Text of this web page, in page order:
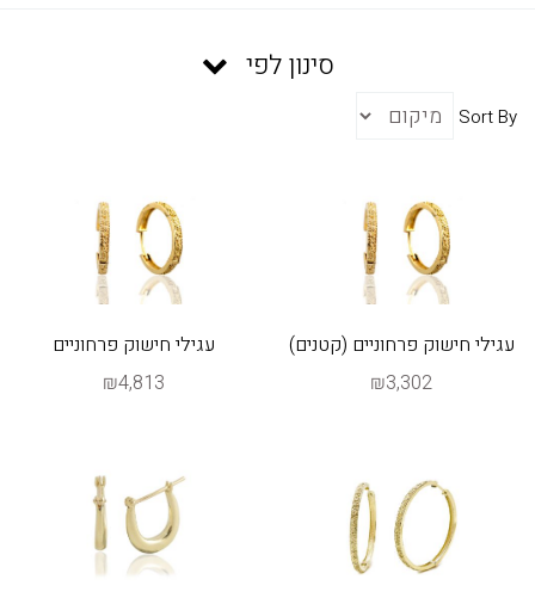
Sort By
עגילי חישוק פרחוניים (קטנים)
₪3,302
עגילי חישוק פרחוניים
₪4,813
סינון לפי